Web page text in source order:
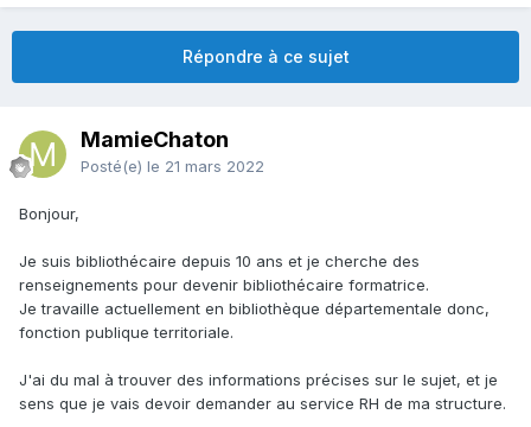
Répondre à ce sujet
MamieChaton
Posté(e) le 21 mars 2022
Bonjour,
Je suis bibliothécaire depuis 10 ans et je cherche des
renseignements pour devenir bibliothécaire formatrice.
Je travaille actuellement en bibliothèque départementale donc,
fonction publique territoriale.
J'ai du mal à trouver des informations précises sur le sujet, et je
sens que je vais devoir demander au service RH de ma structure.